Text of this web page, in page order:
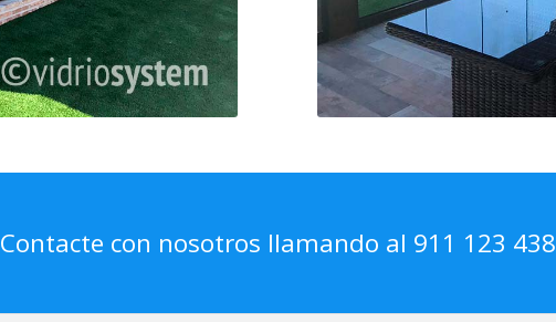
Contacte con nosotros llamando al 911 123 438